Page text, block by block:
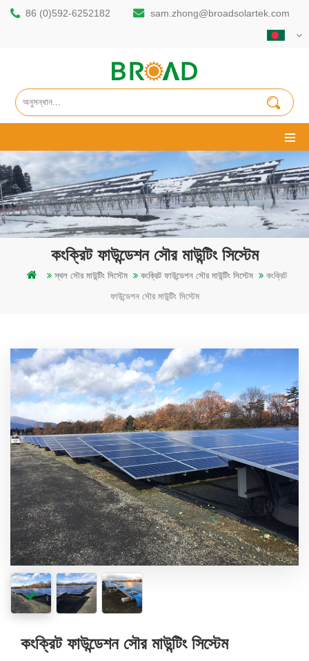
86 (0)592-6252182 sam.zhong@broadsolartek.com
কংক্রিট ফাউন্ডেশন সৌর মাউন্টিং সিস্টেম
স্থল সৌর মাউন্টিং সিস্টেম কংক্রিট ফাউন্ডেশন সৌর মাউন্টিং সিস্টেম
কংক্রিট
ফাউন্ডেশন সৌর মাউন্টিং সিস্টেম
কংক্রিট ফাউন্ডেশন সৌর মাউন্টিং সিস্টেম